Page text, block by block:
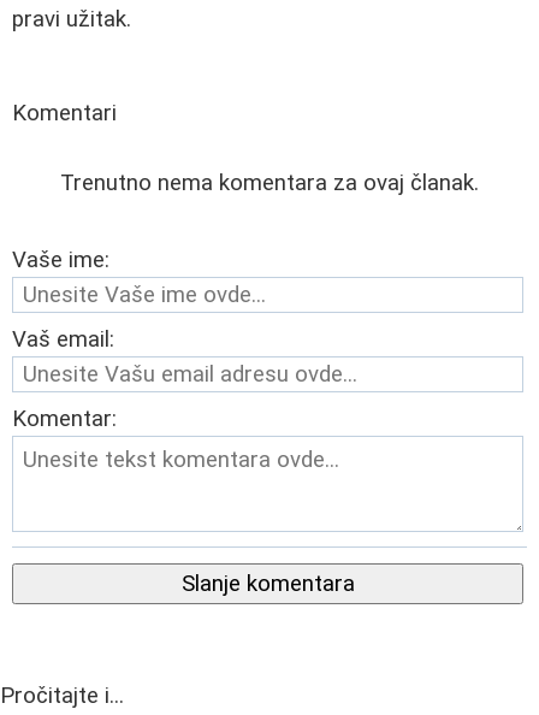
pravi užitak.
Komentari
Trenutno nema komentara za ovaj članak.
Vaše ime:
Vaš email:
Komentar:
Slanje komentara
Pročitajte i...